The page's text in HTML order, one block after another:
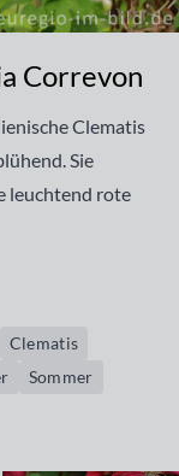
Correvon
Clematis
Sie
leuchtend rote
Clematis
Sommer